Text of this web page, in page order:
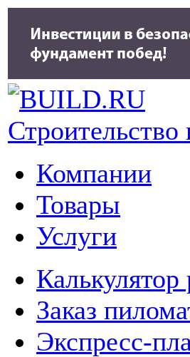
Компании
Товары
Услуги
Калькулятор
Заказ
Экспресс-